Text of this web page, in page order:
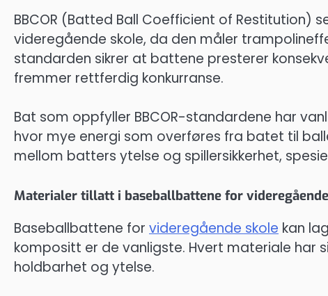
BBCOR (Batted Ball Coefficient of Restitution)
videregående skole, da den måler
standarden sikrer at battene presterer
fremmer rettferdig konkurranse.
Bat som oppfyller BBCOR-standardene har
hvor mye energi som overføres fra batet til
mellom batters ytelse og spillersikkerhet,
Materialer tillatt i baseballbattene for
Baseballbattene for videregående skole kan
kompositt er de vanligste. Hvert materiale har
holdbarhet og ytelse.